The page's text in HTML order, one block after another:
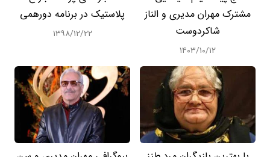
مشترک مهران مدیری و الناز
شاکردوست
۱۴۰۳/۱۰/۱۲
پلاستیک در برنامه دورهمی
۱۳۹۸/۱۲/۲۲